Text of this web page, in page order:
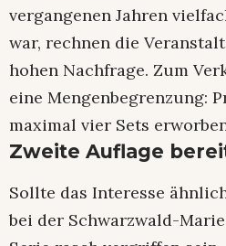
vergangenen Jahren
war, rechnen die
hohen Nachfrage. Zum
eine Mengenbegrenzung:
maximal vier Sets
Zweite Auflage
Sollte das Interesse
bei der Schwarzwald-